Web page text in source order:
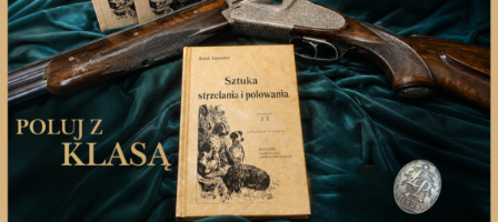
Poprzedni artykuł Następny artykuł